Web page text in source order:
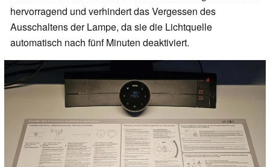
hervorragend und verhindert das Vergessen des
Ausschaltens der Lampe, da sie die Lichtquelle
automatisch nach fünf Minuten deaktiviert.